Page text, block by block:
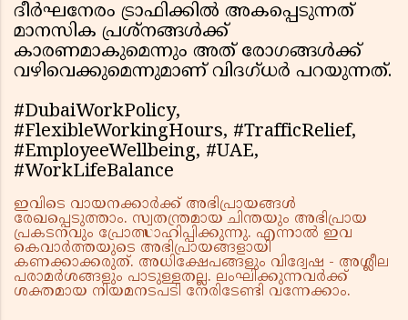
ദീർഘനേരം ട്രാഫിക്കിൽ അകപ്പെടുന്നത്
മാനസിക പ്രശ്നങ്ങൾക്ക്
കാരണമാകുമെന്നും അത് രോഗങ്ങൾക്ക്
വഴിവെക്കുമെന്നുമാണ് വിദഗ്ധർ പറയുന്നത്.
#DubaiWorkPolicy,
#FlexibleWorkingHours, #TrafficRelief,
#EmployeeWellbeing, #UAE,
#WorkLifeBalance
ഇവിടെ വായനക്കാർക്ക് അഭിപ്രായങ്ങൾ
രേഖപ്പെടുത്താം. സ്വതന്ത്രമായ ചിന്തയും അഭിപ്രായ
പ്രകടനവും പ്രോത്സാഹിപ്പിക്കുന്നു. എന്നാൽ ഇവ
കെവാർത്തയുടെ അഭിപ്രായങ്ങളായി
കണക്കാക്കരുത്. അധിക്ഷേപങ്ങളും വിദ്വേഷ - അശ്ലീല
പരാമർശങ്ങളും പാടുള്ളതല്ല. ലംഘിക്കുന്നവർക്ക്
ശക്തമായ നിയമനടപടി നേരിടേണ്ടി വന്നേക്കാം.